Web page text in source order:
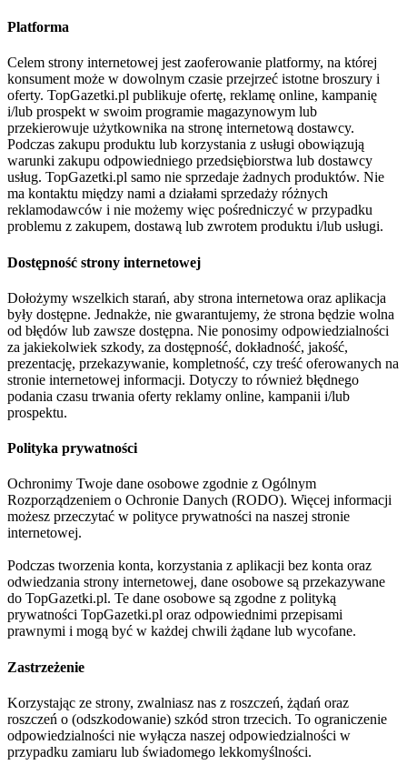
Platforma
Celem strony internetowej jest zaoferowanie platformy, na której
konsument może w dowolnym czasie przejrzeć istotne broszury i
oferty. TopGazetki.pl publikuje ofertę, reklamę online, kampanię
i/lub prospekt w swoim programie magazynowym lub
przekierowuje użytkownika na stronę internetową dostawcy.
Podczas zakupu produktu lub korzystania z usługi obowiązują
warunki zakupu odpowiedniego przedsiębiorstwa lub dostawcy
usług. TopGazetki.pl samo nie sprzedaje żadnych produktów. Nie
ma kontaktu między nami a działami sprzedaży różnych
reklamodawców i nie możemy więc pośredniczyć w przypadku
problemu z zakupem, dostawą lub zwrotem produktu i/lub usługi.
Dostępność strony internetowej
Dołożymy wszelkich starań, aby strona internetowa oraz aplikacja
były dostępne. Jednakże, nie gwarantujemy, że strona będzie wolna
od błędów lub zawsze dostępna. Nie ponosimy odpowiedzialności
za jakiekolwiek szkody, za dostępność, dokładność, jakość,
prezentację, przekazywanie, kompletność, czy treść oferowanych na
stronie internetowej informacji. Dotyczy to również błędnego
podania czasu trwania oferty reklamy online, kampanii i/lub
prospektu.
Polityka prywatności
Ochronimy Twoje dane osobowe zgodnie z Ogólnym
Rozporządzeniem o Ochronie Danych (RODO). Więcej informacji
możesz przeczytać w polityce prywatności na naszej stronie
internetowej.
Podczas tworzenia konta, korzystania z aplikacji bez konta oraz
odwiedzania strony internetowej, dane osobowe są przekazywane
do TopGazetki.pl. Te dane osobowe są zgodne z polityką
prywatności TopGazetki.pl oraz odpowiednimi przepisami
prawnymi i mogą być w każdej chwili żądane lub wycofane.
Zastrzeżenie
Korzystając ze strony, zwalniasz nas z roszczeń, żądań oraz
roszczeń o (odszkodowanie) szkód stron trzecich. To ograniczenie
odpowiedzialności nie wyłącza naszej odpowiedzialności w
przypadku zamiaru lub świadomego lekkomyślności.